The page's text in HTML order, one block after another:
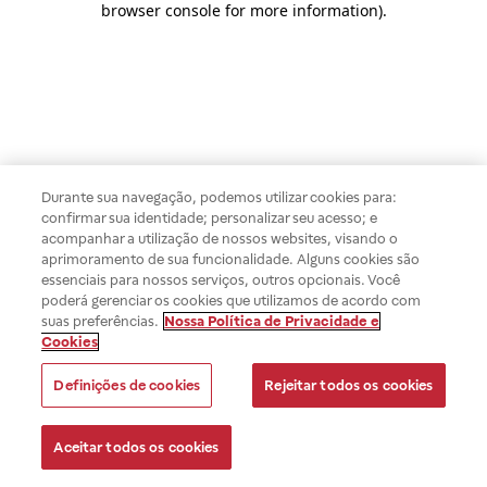
browser console for more information).
Durante sua navegação, podemos utilizar cookies para:
confirmar sua identidade; personalizar seu acesso; e
acompanhar a utilização de nossos websites, visando o
aprimoramento de sua funcionalidade. Alguns cookies são
essenciais para nossos serviços, outros opcionais. Você
poderá gerenciar os cookies que utilizamos de acordo com
suas preferências. Nossa Política de Privacidade e
Cookies
Definições de cookies Rejeitar todos os cookies
Aceitar todos os cookies